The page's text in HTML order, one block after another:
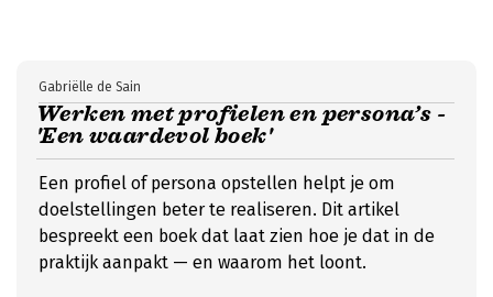
Werken met profielen en persona’s -
'Een waardevol boek'
Gabriëlle de Sain
Een profiel of persona opstellen helpt je om
doelstellingen beter te realiseren. Dit artikel
bespreekt een boek dat laat zien hoe je dat in de
praktijk aanpakt — en waarom het loont.